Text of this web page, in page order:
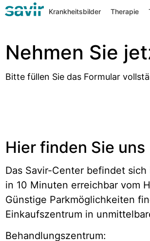
Zum
Inhalt
Krankheitsbilder Therapie
Nehmen Sie
Bitte füllen Sie das Formular
Hier finden Sie uns
Das Savir-Center befindet
in 10 Minuten erreichbar vom
Günstige Parkmöglichkeiten
Einkaufszentrum in
Behandlungszentrum: